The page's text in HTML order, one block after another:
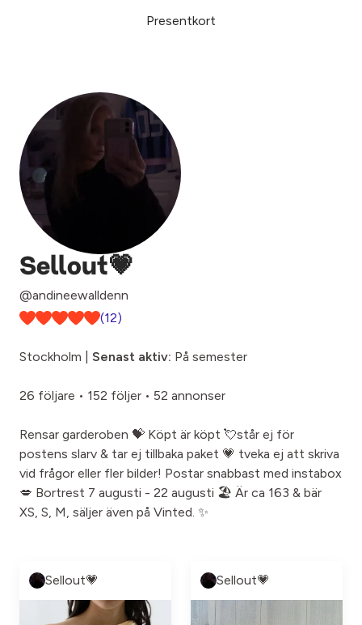
Presentkort
Sellout💗
@andineewalldenn
(12)
Stockholm | Senast aktiv: På semester
26 följare • 152 följer • 52 annonser
Rensar garderoben 💝 Köpt är köpt 💘står ej för
postens slarv & tar ej tillbaka paket 💗 tveka ej att skriva
vid frågor eller fler bilder! Postar snabbast med instabox
💋 Bortrest 7 augusti - 22 augusti 🏖️ Är ca 163 & bär
XS, S, M, säljer även på Vinted. ✨
Sellout💗 Sellout💗